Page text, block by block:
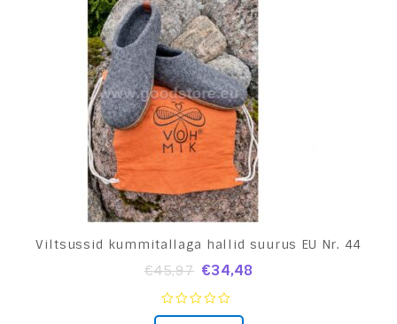
Viltsussid kummitallaga hallid suurus EU Nr. 44
€45,97 €34,48
0